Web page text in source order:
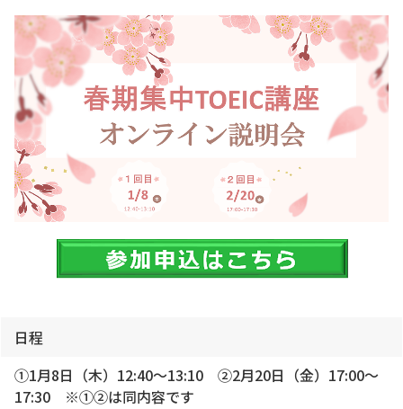
日程
①1月8日（木）12:40～13:10 ②2月20日（金）17:00～
17:30 ※①②は同内容です